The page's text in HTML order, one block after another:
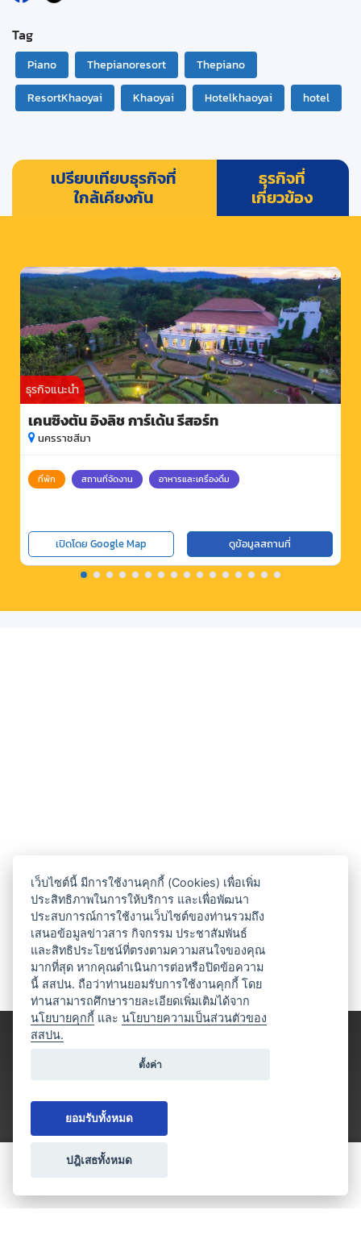
Tag
Piano Thepianoresort
Thepiano
ResortKhaoyai
Khaoyai Hotelkhaoyai hotel
เปรียบเทียบธุรกิจที่
ใกล้เคียงกัน
ธุรกิจที่
เกี่ยวข้อง
ธุรกิจแนะนำ
เคนซิงตัน อิงลิช การ์เด้น รีสอร์ท
นครราชสีมา
ที่พัก สถานที่จัดงาน อาหารและเครื่องดื่ม
เปิดโดย Google Map ดูข้อมูลสถานที่
ประเภทธุรกิจไมซ์
เว็บไซต์นี้ มีการใช้งานคุกกี้ (Cookies) เพื่อเพิ่ม
ประสิทธิภาพในการให้บริการ และเพื่อพัฒนา
ประสบการณ์การใช้งานเว็บไซต์ของท่านรวมถึง
เสนอข้อมูลข่าวสาร กิจกรรม ประชาสัมพันธ์
และสิทธิประโยชน์ที่ตรงตามความสนใจของคุณ
มากที่สุด หากคุณดำเนินการต่อหรือปิดข้อความ
นี้ สสปน. ถือว่าท่านยอมรับการใช้งานคุกกี้ โดย
ท่านสามารถศึกษารายละเอียดเพิ่มเติมได้จาก
นโยบายคุกกี้ และนโยบายความเป็นส่วนตัวของ
สสปน.
ตั้งค่า
ยอมรับทั้งหมด
ปฎิเสธทั้งหมด